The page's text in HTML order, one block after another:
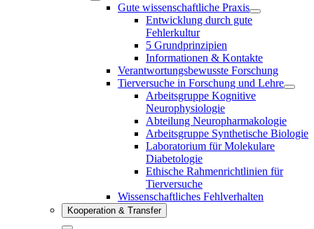
Gute wissenschaftliche Praxis
Entwicklung durch gute
Fehlerkultur
5 Grundprinzipien
Informationen & Kontakte
Verantwortungsbewusste Forschung
Tierversuche in Forschung und Lehre
Arbeitsgruppe Kognitive
Neurophysiologie
Abteilung Neuropharmakologie
Arbeitsgruppe Synthetische Biologie
Laboratorium für Molekulare
Diabetologie
Ethische Rahmenrichtlinien für
Tierversuche
Wissenschaftliches Fehlverhalten
Kooperation & Transfer